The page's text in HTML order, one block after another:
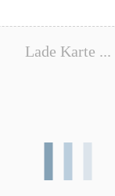
Lade Karte ...